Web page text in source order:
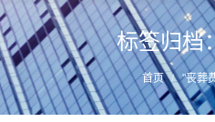
标签归档
您的位置： 首页 "丧葬